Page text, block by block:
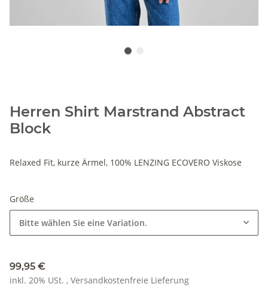
Herren Shirt Marstrand Abstract
Block
Relaxed Fit, kurze Ärmel, 100% LENZING ECOVERO Viskose
Größe
Bitte wählen Sie eine Variation.
99,95 €
inkl. 20% USt. , Versandkostenfreie Lieferung